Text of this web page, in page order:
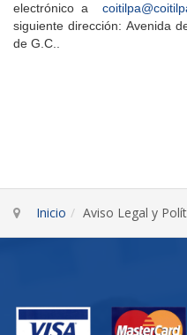
electrónico a
siguiente dirección: Avenida
de G.C..
Inicio Aviso Legal y